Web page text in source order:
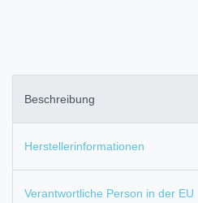
Beschreibung
Herstellerinformationen
Verantwortliche Person in der EU